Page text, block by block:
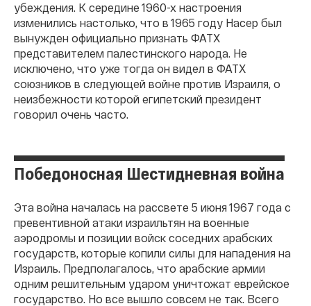
убеждения. К середине 1960-х настроения
изменились настолько, что в 1965 году Насер был
вынужден официально признать ФАТХ
представителем палестинского народа. Не
исключено, что уже тогда он видел в ФАТХ
союзников в следующей войне против Израиля, о
неизбежности которой египетский президент
говорил очень часто.
Победоносная Шестидневная война
Эта война началась на рассвете 5 июня 1967 года с
превентивной атаки израильтян на военные
аэродромы и позиции войск соседних арабских
государств, которые копили силы для нападения на
Израиль. Предполагалось, что арабские армии
одним решительным ударом уничтожат еврейское
государство. Но все вышло совсем не так. Всего